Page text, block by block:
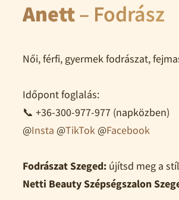
Anett– Fodrász
Női, férfi, gyermek fodrászat,
Időpont foglalás:
📞 +36-300-977-977 (napközben)
@Insta @TikTok @Facebook
Fodrászat Szeged: újítsd meg a
Netti Beauty Szépségszalon